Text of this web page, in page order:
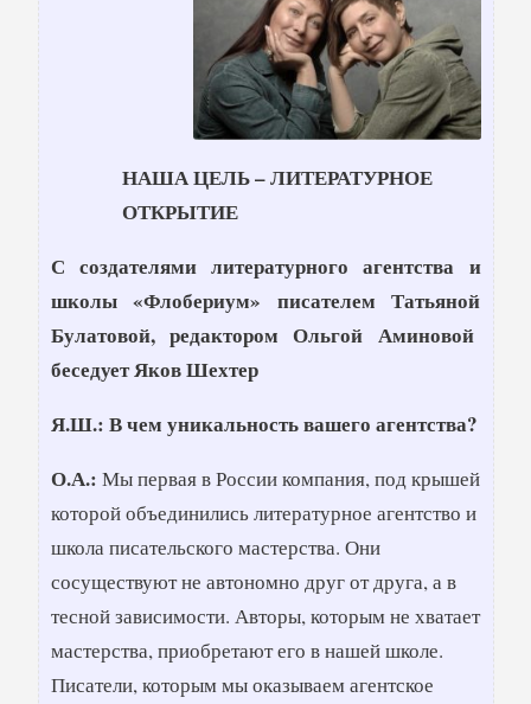
НАША ЦЕЛЬ – ЛИТЕРАТУРНОЕ
ОТКРЫТИЕ
С создателями литературного агентства и
школы «Флобериум» писателем Татьяной
Булатовой, редактором Ольгой Аминовой
беседует Яков Шехтер
Я.Ш.: В чем уникальность вашего агентства?
О.А.: Мы первая в России компания, под крышей
которой объединились литературное агентство и
школа писательского мастерства. Они
сосуществуют не автономно друг от друга, а в
тесной зависимости. Авторы, которым не хватает
мастерства, приобретают его в нашей школе.
Писатели, которым мы оказываем агентское